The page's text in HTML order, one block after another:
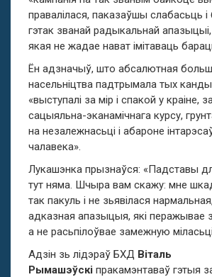
правалілася, паказаўшы слабасьць і
гэтак званай радыкальнай
якая не жадае нават імітаваць
Ён адзначыў, што абсалютная
насельніцтва падтрымала тых
«выступалі за мір і спакой у краіне,
сацыяльна-эканамічнага курсу,
на незалежнасьці і абароне
чалавека».
Лукашэнка прызнаўся: «Падставы
тут няма. Шчыра вам скажу: мне
так пакуль і не зьявілася
адказная апазыцыя, які перажывае
а не расьпілоўвае замежную
Адзін зь лідэраў БХД Віталь
Рымашэўскі пракамэнтаваў гэтыя